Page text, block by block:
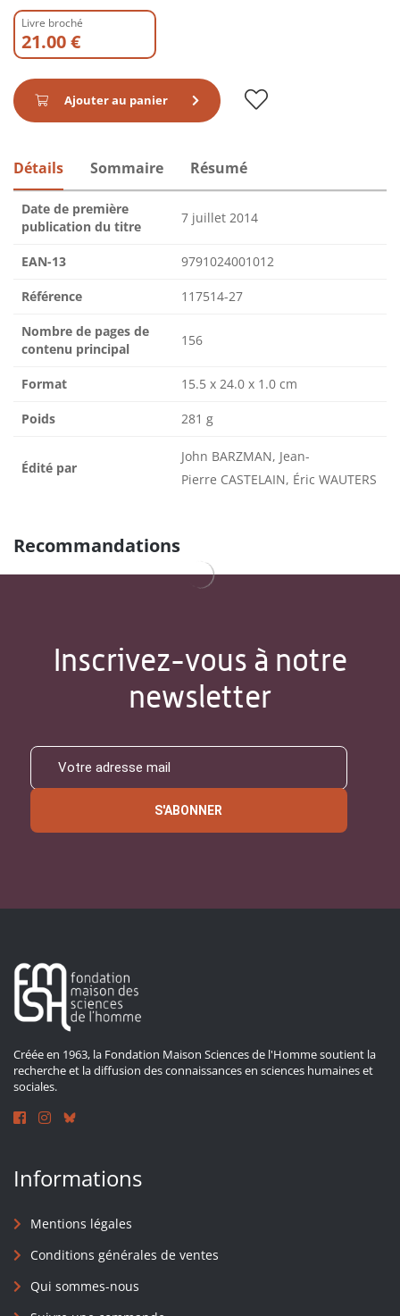
Livre broché
21.00 €
Ajouter au panier
Détails Sommaire Résumé
Date de première
publication du titre
7 juillet 2014
EAN-13 9791024001012
Référence 117514-27
Nombre de pages de
contenu principal
156
Format 15.5 x 24.0 x 1.0 cm
Poids 281 g
Édité par
John BARZMAN, Jean-
Pierre CASTELAIN, Éric WAUTERS
Recommandations
Inscrivez-vous à notre
newsletter
S'ABONNER
Créée en 1963, la Fondation Maison Sciences de l'Homme soutient la
recherche et la diffusion des connaissances en sciences humaines et
sociales.
Informations
Mentions légales
Conditions générales de ventes
Qui sommes-nous